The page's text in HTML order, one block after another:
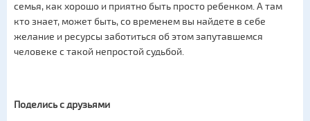
семья, как хорошо и приятно быть просто ребенком. А там
кто знает, может быть, со временем вы найдете в себе
желание и ресурсы заботиться об этом запутавшемся
человеке с такой непростой судьбой.
Поделись с друзьями